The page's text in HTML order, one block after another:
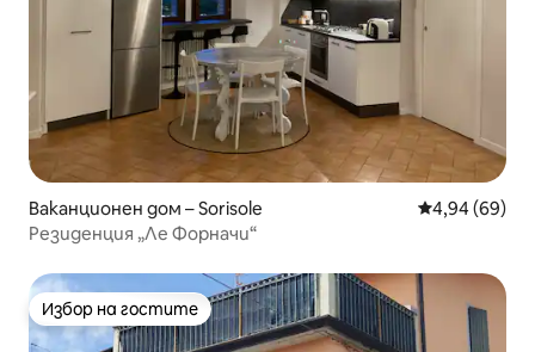
Ваканционен дом – Sorisole Средна
4,94 (69)
Резиденция „Ле Форначи“
Избор на гостите
Избор на гостите